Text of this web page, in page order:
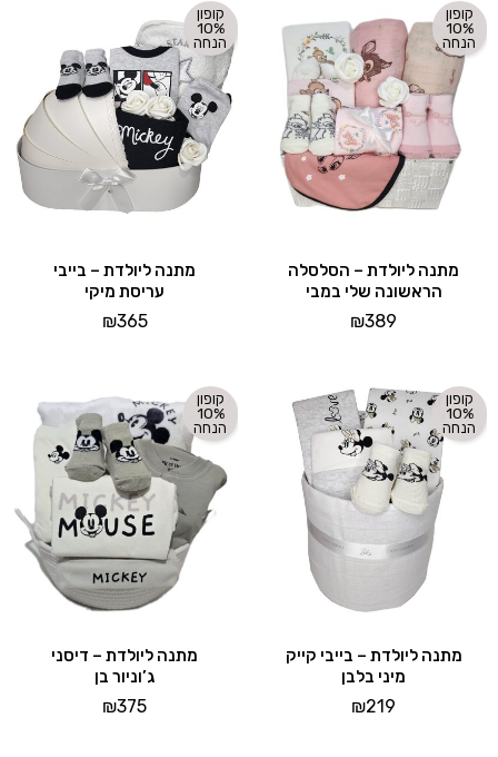
קופון
10%
הנחה
מתנה ליולדת – הסלסלה
הראשונה שלי במבי
₪389
קופון
10%
הנחה
מתנה ליולדת – בייבי
עריסת מיקי
₪365
קופון
10%
הנחה
מתנה ליולדת – בייבי קייק
מיני בלבן
₪219
קופון
10%
הנחה
מתנה ליולדת – דיסני
ג’וניור בן
₪375